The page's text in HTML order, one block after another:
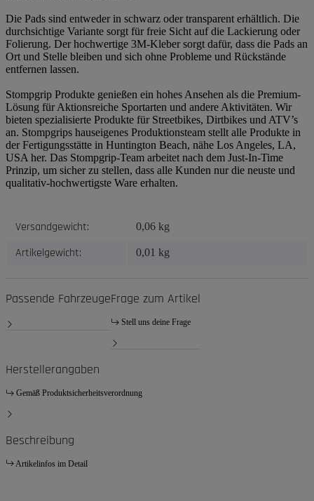
Die Pads sind entweder in schwarz oder transparent erhältlich. Die
durchsichtige Variante sorgt für freie Sicht auf die Lackierung oder
Folierung. Der hochwertige 3M-Kleber sorgt dafür, dass die Pads an
Ort und Stelle bleiben und sich ohne Probleme und Rückstände
entfernen lassen.
Stompgrip Produkte genießen ein hohes Ansehen als die Premium-
Lösung für Aktionsreiche Sportarten und andere Aktivitäten. Wir
bieten spezialisierte Produkte für Streetbikes, Dirtbikes und ATV’s
an. Stompgrips hauseigenes Produktionsteam stellt alle Produkte in
der Fertigungsstätte in Huntington Beach, nähe Los Angeles, LA,
USA her. Das Stompgrip-Team arbeitet nach dem Just-In-Time
Prinzip, um sicher zu stellen, dass alle Kunden nur die neuste und
qualitativ-hochwertigste Ware erhalten.
Produkteigenschaft
Wert
Versandgewicht: 0,06 kg
Artikelgewicht: 0,01 kg
Passende FahrzeugeFrage zum Artikel
Stell uns deine Frage
Herstellerangaben
Gemäß Produktsicherheitsverordnung
Beschreibung
Artikelinfos im Detail